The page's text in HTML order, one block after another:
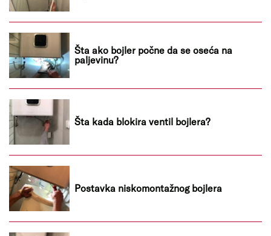
Šta ako bojler počne da se oseća na
paljevinu?
Šta kada blokira ventil bojlera?
Postavka niskomontažnog bojlera